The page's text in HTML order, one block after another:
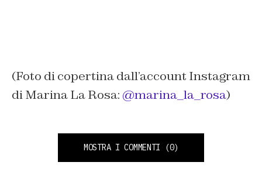
(Foto di copertina dall’account Instagram
di Marina La Rosa: @marina_la_rosa)
MOSTRA I COMMENTI (0)